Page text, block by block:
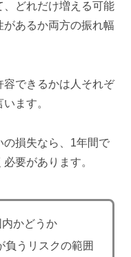
どれだけ増える可能
あるか両方の振れ幅
容できるかは人それぞ
います。
損失なら、1年間で
要があります。
かどうか
負うリスクの範囲